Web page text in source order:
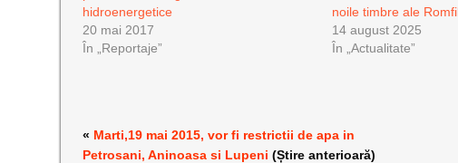
hidroenergetice
20 mai 2017
În „Reportaje”
noile timbre ale
14 august 2025
În „Actualitate”
« Marti,19 mai 2015, vor fi restrictii de apa in
Petrosani, Aninoasa si Lupeni (Știre anterioară)